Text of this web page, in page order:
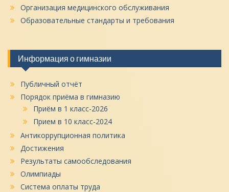
Организация медицинского обслуживания
Образовательные стандарты и требования
Информация о гимназии
Публичный отчёт
Порядок приёма в гимназию
Приём в 1 класс-2026
Прием в 10 класс-2024
Антикоррупционная политика
Достижения
Результаты самообследования
Олимпиады
Система оплаты труда